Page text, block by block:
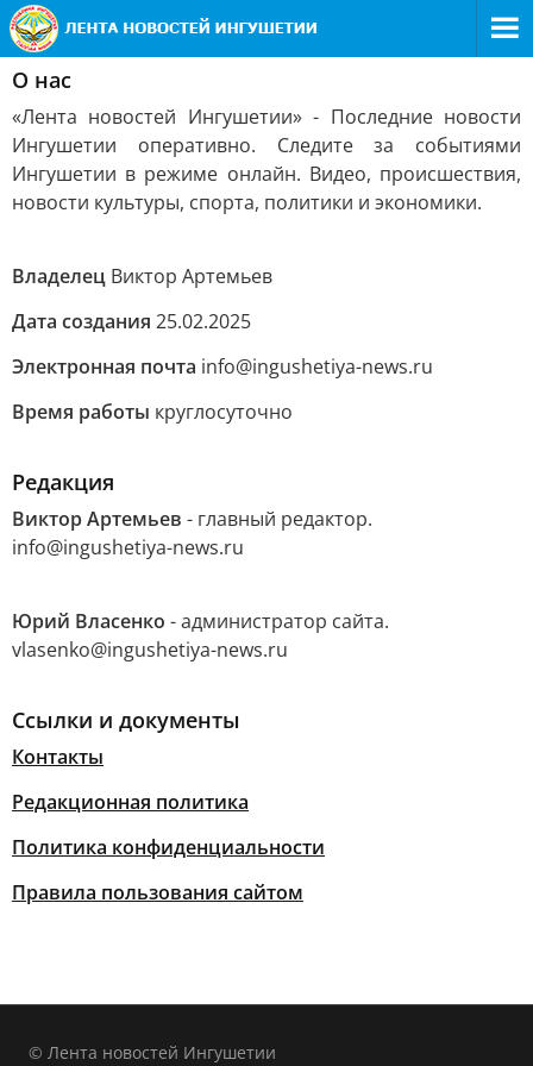
О нас
«Лента новостей Ингушетии» - Последние новости
Ингушетии оперативно. Следите за событиями
Ингушетии в режиме онлайн. Видео, происшествия,
новости культуры, спорта, политики и экономики.
Владелец Виктор Артемьев
Дата создания 25.02.2025
Электронная почта info@ingushetiya-news.ru
Время работы круглосуточно
Редакция
Виктор Артемьев - главный редактор.
info@ingushetiya-news.ru
Юрий Власенко - администратор сайта.
vlasenko@ingushetiya-news.ru
Ссылки и документы
Контакты
Редакционная политика
Политика конфиденциальности
Правила пользования сайтом
© Лента новостей Ингушетии